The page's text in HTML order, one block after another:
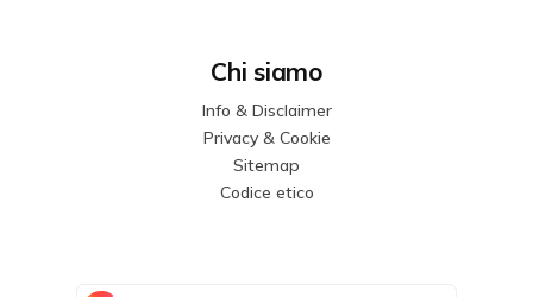
Chi siamo
Info & Disclaimer
Privacy & Cookie
Sitemap
Codice etico